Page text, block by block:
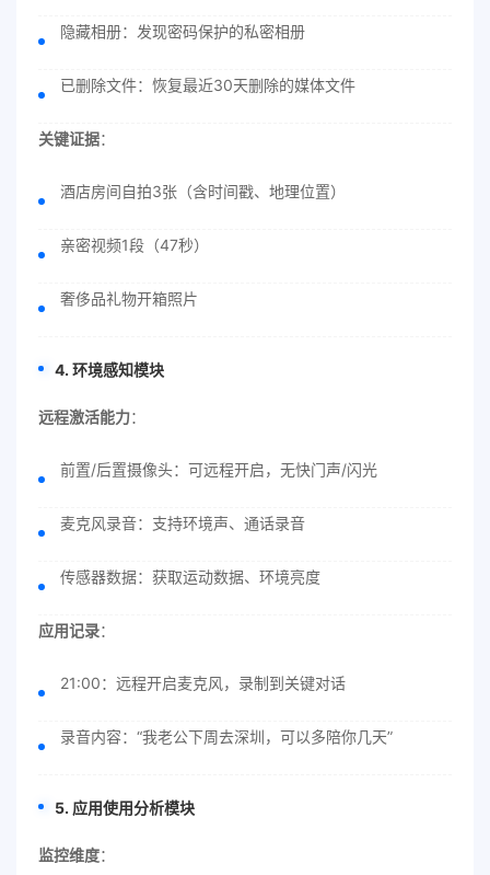
隐藏相册：发现密码保护的私密相册
已删除文件：恢复最近30天删除的媒体文件
关键证据：
酒店房间自拍3张（含时间戳、地理位置）
亲密视频1段（47秒）
奢侈品礼物开箱照片
4. 环境感知模块
远程激活能力：
前置/后置摄像头：可远程开启，无快门声/闪光
麦克风录音：支持环境声、通话录音
传感器数据：获取运动数据、环境亮度
应用记录：
21:00：远程开启麦克风，录制到关键对话
录音内容：“我老公下周去深圳，可以多陪你几天”
5. 应用使用分析模块
监控维度：